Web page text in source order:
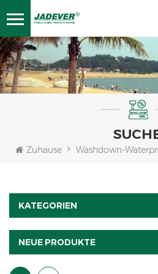
Zuhause Washdown-
KATEGORIEN
NEUE PRODUKTE